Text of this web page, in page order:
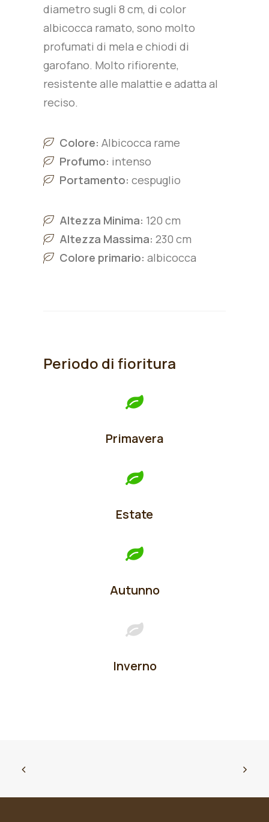
diametro sugli 8 cm, di color
albicocca ramato, sono molto
profumati di mela e chiodi di
garofano. Molto rifiorente,
resistente alle malattie e adatta al
reciso.
Colore: Albicocca rame
Profumo: intenso
Portamento: cespuglio
Altezza Minima: 120 cm
Altezza Massima: 230 cm
Colore primario: albicocca
Periodo di fioritura
Primavera
Estate
Autunno
Inverno